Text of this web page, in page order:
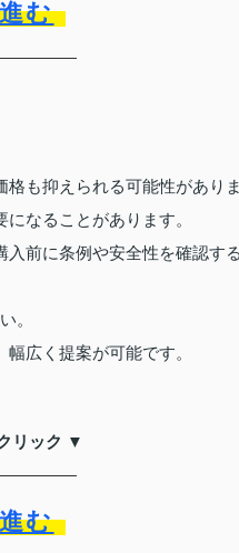
む
も抑えられる可能性がありま
なることがあります。
前に条例や安全性を確認す
。
広く提案が可能です。
リック ▼
む